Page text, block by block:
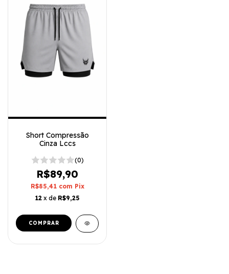
Short Compressão
Cinza Lccs
(0)
R$89,90
R$85,41 com Pix
12 x de R$9,25
COMPRAR